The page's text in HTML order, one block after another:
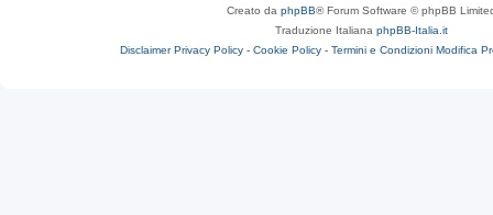
Creato da phpBB® Forum Software © phpBB
Traduzione Italiana phpBB-Italia.it
Disclaimer Privacy Policy - Cookie Policy - Termini e Condizioni Modifica